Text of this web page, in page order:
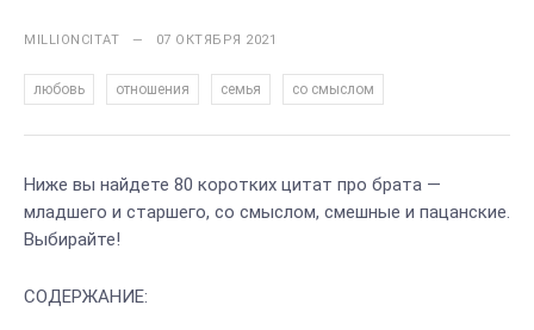
MILLIONCITAT — 07 ОКТЯБРЯ 2021
любовь отношения семья со смыслом
Ниже вы найдете 80 коротких цитат про брата —
младшего и старшего, со смыслом, смешные и пацанские.
Выбирайте!
СОДЕРЖАНИЕ: